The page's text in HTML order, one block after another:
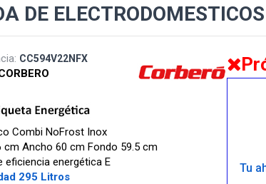
DE
CC594V22NFX
Combi NoFrost Inox
cm Ancho 60 cm Fondo 59.5 cm
eficiencia energética E
295 Litros
Tu